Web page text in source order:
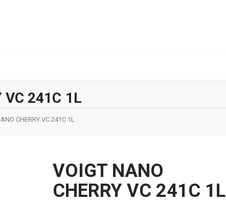
VC 241C 1L
CHERRY VC 241C 1L
VOIGT NANO
CHERRY VC 241C 1L